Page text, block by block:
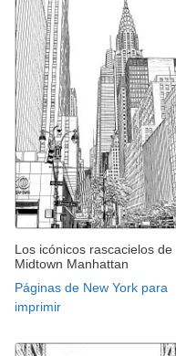
Los icónicos rascacielos de
Midtown Manhattan
Páginas de New York para
imprimir